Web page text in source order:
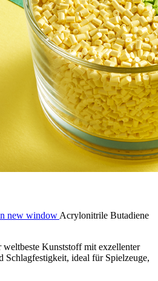
new window Acrylonitrile Butadiene
Kunststoff mit exzellenter
Schlagfestigkeit, ideal für Spielzeuge,